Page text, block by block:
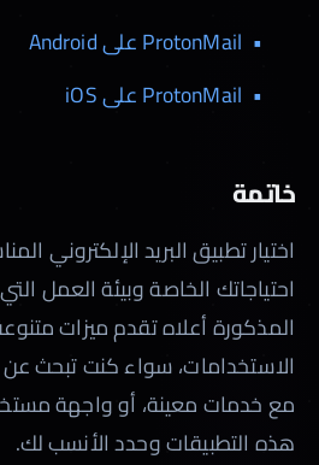
ProtonMail على Android
ProtonMail على iOS
خاتمة
اختيار تطبيق البريد الإلكتروني
احتياجاتك الخاصة وبيئة العمل
المذكورة أعلاه تقدم ميزات
الاستخدامات، سواء كنت تبحث
مع خدمات معينة، أو واجهة
هذه التطبيقات وحدد الأنسب لك.